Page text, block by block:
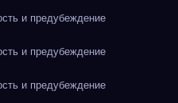
и предубеждение
и предубеждение
и предубеждение